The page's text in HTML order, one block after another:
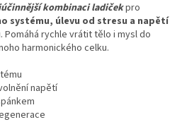
kombinaci ladičekpro
systému, úlevu od stresu a napětí
. Pomáhá rychle vrátit tělo i mysl do
harmonického celku.
napětí